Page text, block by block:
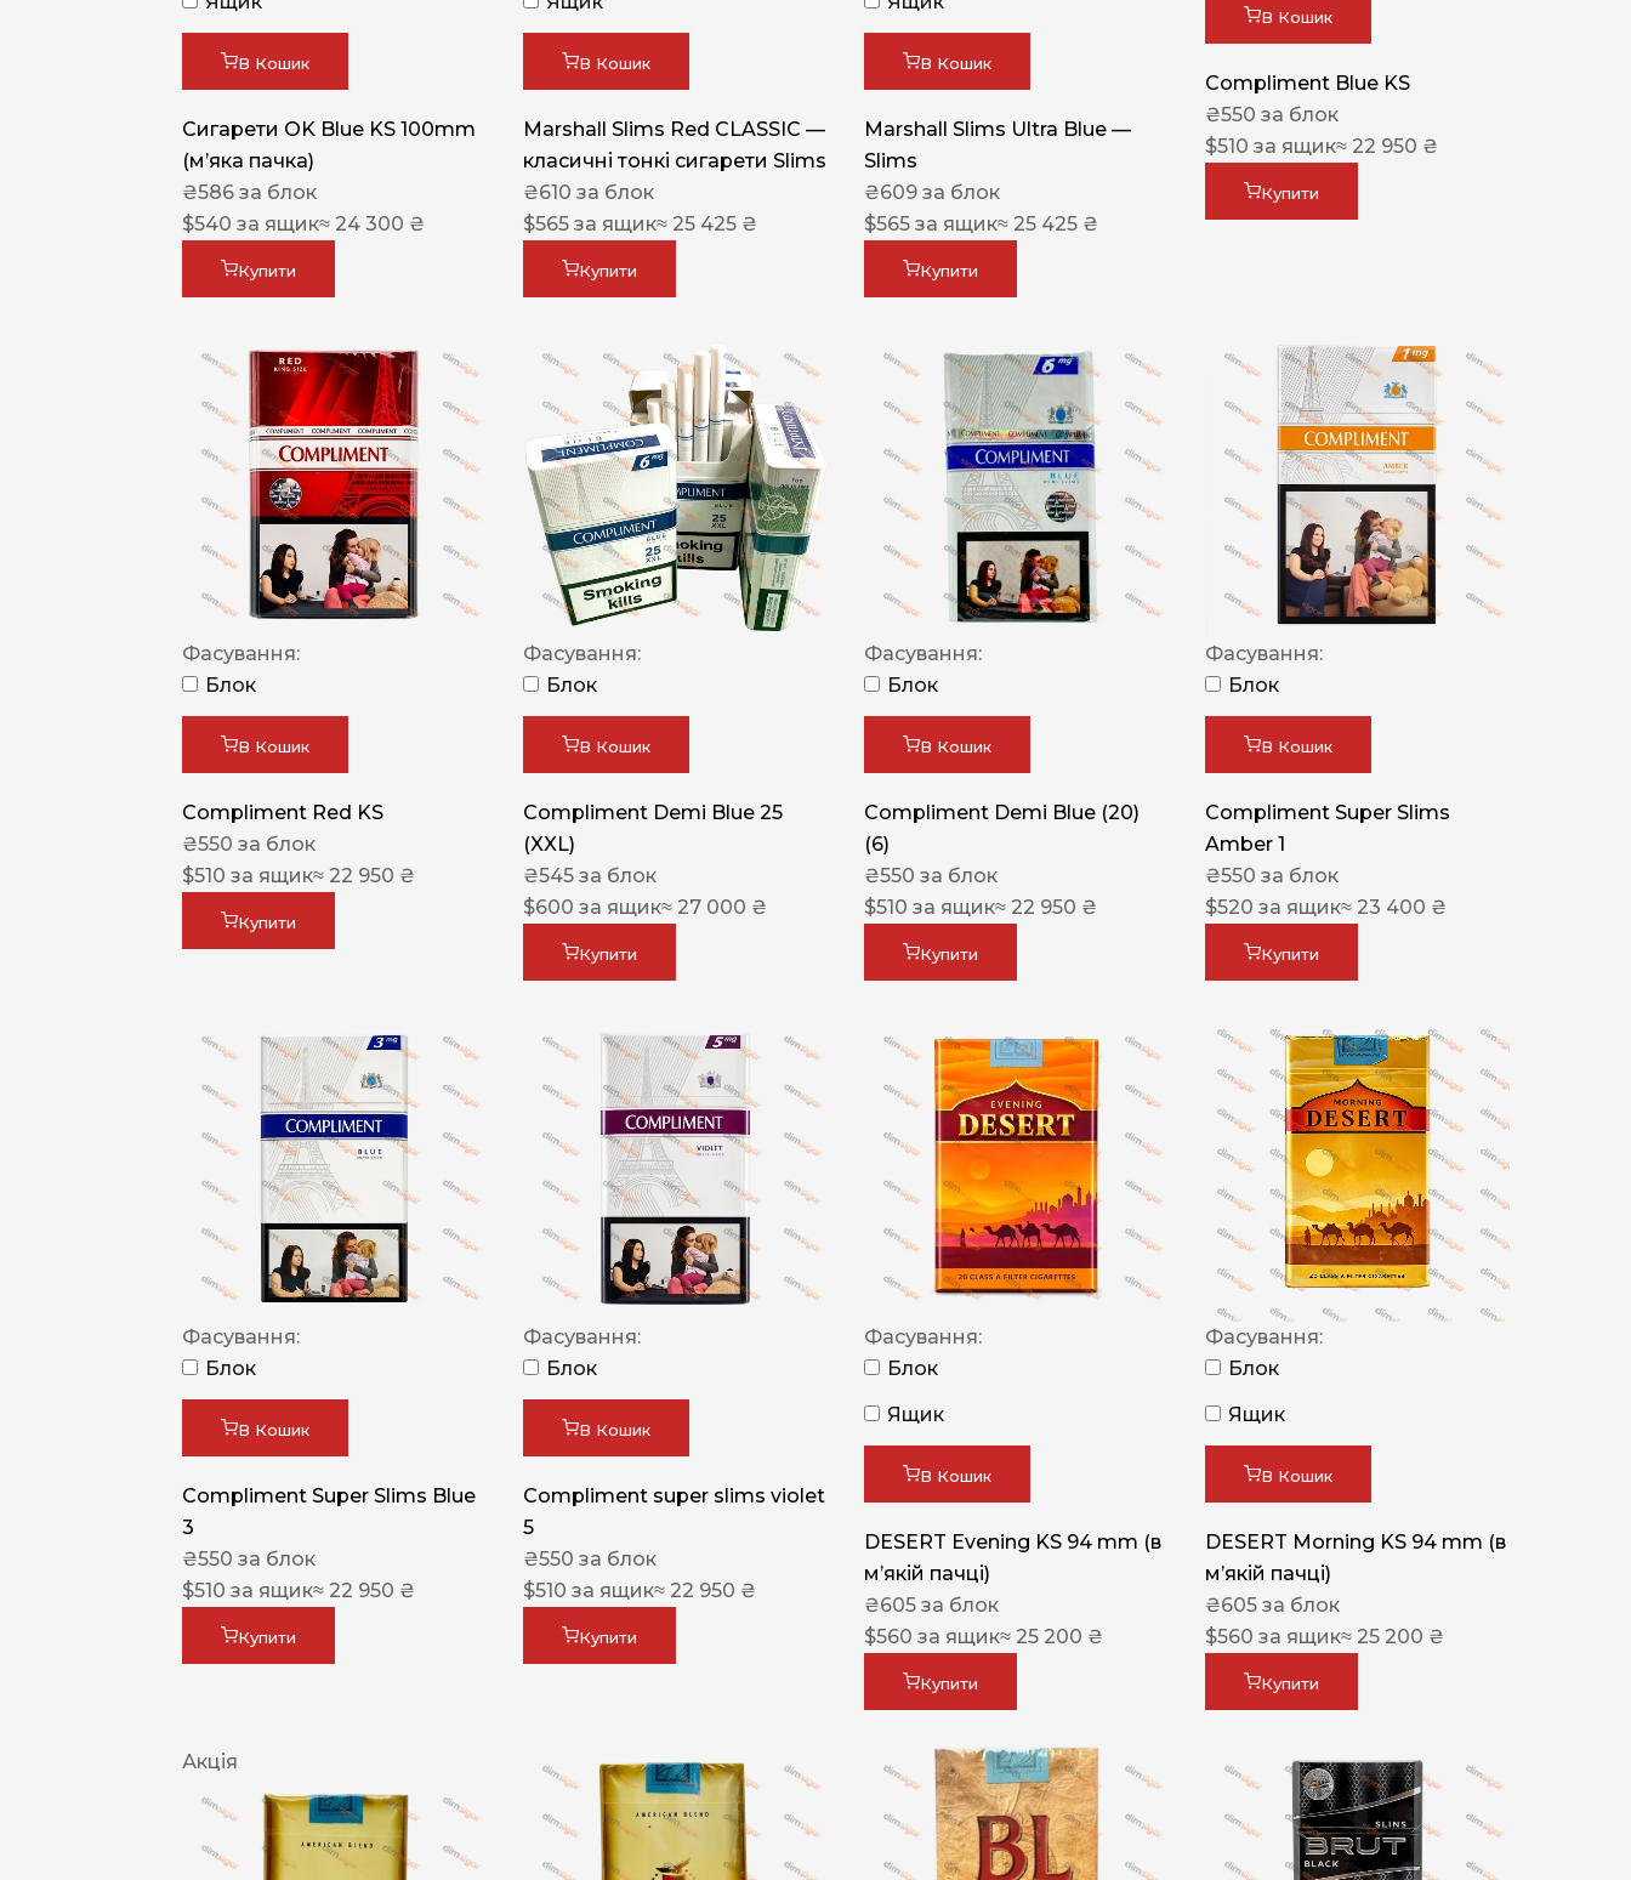
Cigaronne
В Кошик
Сигарети OK Blue KS 100mm
(м’яка пачка)
₴586 за блок
$540 за ящик≈ 24 300 ₴
Купити
В Кошик
Marshall Slims Red CLASSIC —
класичні тонкі сигарети Slims
₴610 за блок
$565 за ящик≈ 25 425 ₴
Купити
В Кошик
Marshall Slims Ultra Blue —
Slims
₴609 за блок
$565 за ящик≈ 25 425 ₴
Купити
В Кошик
Compliment Blue KS
₴550 за блок
$510 за ящик≈ 22 950 ₴
Купити
Фасування:
Блок
В Кошик
Compliment Red KS
₴550 за блок
$510 за ящик≈ 22 950 ₴
Купити
Фасування:
Блок
В Кошик
Compliment Demi Blue 25
(XXL)
₴545 за блок
$600 за ящик≈ 27 000 ₴
Купити
Фасування:
Блок
В Кошик
Compliment Demi Blue (20)
(6)
₴550 за блок
$510 за ящик≈ 22 950 ₴
Купити
Фасування:
Блок
В Кошик
Compliment Super Slims
Amber 1
₴550 за блок
$520 за ящик≈ 23 400 ₴
Купити
Фасування:
Блок
В Кошик
Compliment Super Slims Blue
3
₴550 за блок
$510 за ящик≈ 22 950 ₴
Купити
Фасування:
Блок
В Кошик
Compliment super slims violet
5
₴550 за блок
$510 за ящик≈ 22 950 ₴
Купити
Фасування:
Блок
Ящик
В Кошик
DESERT Evening KS 94 mm (в
мʼякій пачці)
₴605 за блок
$560 за ящик≈ 25 200 ₴
Купити
Фасування:
Блок
Ящик
В Кошик
DESERT Morning KS 94 mm (в
мʼякій пачці)
₴605 за блок
$560 за ящик≈ 25 200 ₴
Купити
Акція